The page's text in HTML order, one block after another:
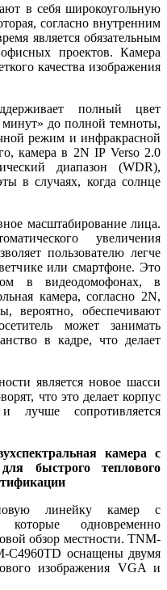
в себя широкоугольную
согласно внутренним
является обязательным
проектов. Камера
качества изображения
полный цвет
минут» до полной темноты,
режим и инфракрасной
камера в 2N IP Verso 2.0
диапазон (WDR),
в случаях, когда солнце
масштабирование лица.
увеличения
пользователю легче
или смартфоне. Это
в видеодомофонах, в
камера, согласно 2N,
вероятно, обеспечивают
может занимать
в кадре, что делает
является новое шасси
что это делает корпус
лучше сопротивляется
камера с
быстрого теплового
линейку камер с
которые одновременно
обзор местности. TNM-
C4960TD оснащены двумя
изображения VGA и